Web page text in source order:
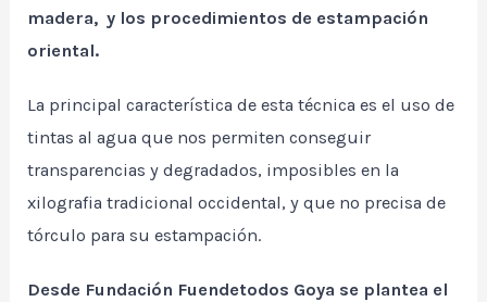
madera, y los procedimientos de estampación
oriental.
La principal característica de esta técnica es el uso de
tintas al agua que nos permiten conseguir
transparencias y degradados, imposibles en la
xilografia tradicional occidental, y que no precisa de
tórculo para su estampación.
Desde Fundación Fuendetodos Goya se plantea el